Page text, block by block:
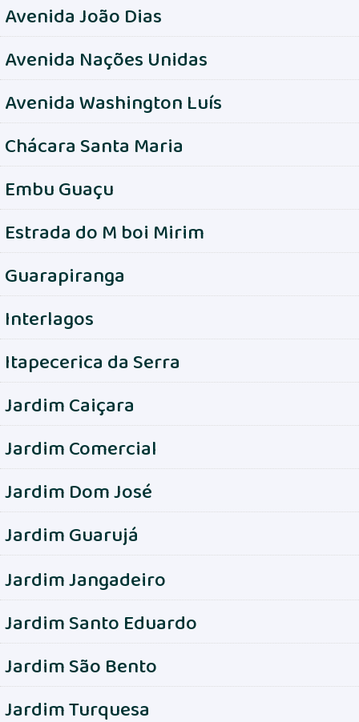
Avenida João Dias
Avenida Nações Unidas
Avenida Washington Luís
Chácara Santa Maria
Embu Guaçu
Estrada do M boi Mirim
Guarapiranga
Interlagos
Itapecerica da Serra
Jardim Caiçara
Jardim Comercial
Jardim Dom José
Jardim Guarujá
Jardim Jangadeiro
Jardim Santo Eduardo
Jardim São Bento
Jardim Turquesa